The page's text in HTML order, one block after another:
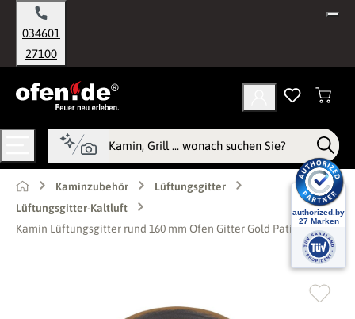
springen
034601
27100
Kaminzubehör
Lüftungsgitter
Lüftungsgitter-Kaltluft
Kamin Lüftungsgitter rund 160 mm Ofen Gitter Gold Patina